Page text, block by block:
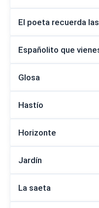
El poeta recuerda
Españolito que
Glosa
Hastío
Horizonte
Jardín
La saeta